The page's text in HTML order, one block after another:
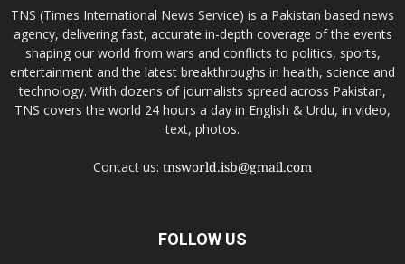
TNS (Times International News Service) is a Pakistan based news
agency, delivering fast, accurate in-depth coverage of the events
shaping our world from wars and conflicts to politics, sports,
entertainment and the latest breakthroughs in health, science and
technology. With dozens of journalists spread across Pakistan,
TNS covers the world 24 hours a day in English & Urdu, in video,
text, photos.
Contact us: tnsworld.isb@gmail.com
FOLLOW US